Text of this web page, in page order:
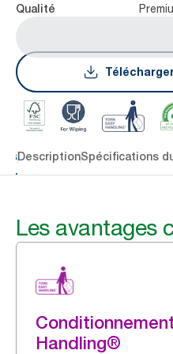
Qualité
DescriptionSpécifications
Les avantages
Handling®